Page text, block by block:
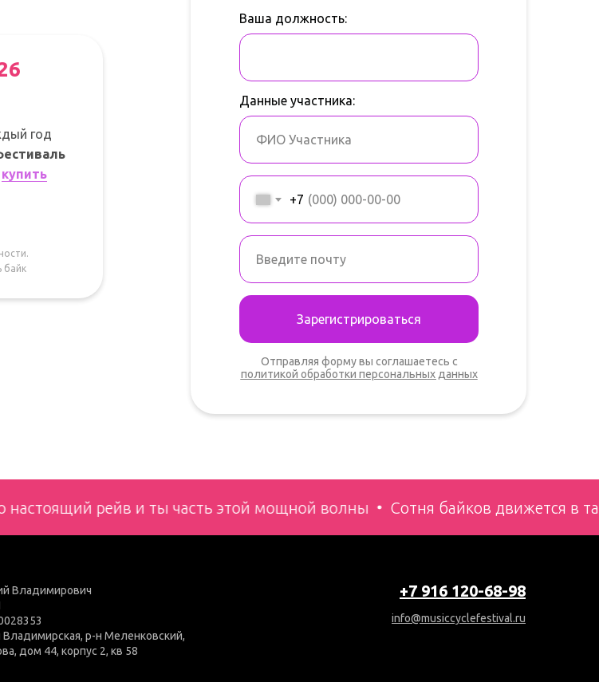
байк
год
купить
Ваша должность:
Данные участника:
+7
Зарегистрироваться
Отправляя форму вы соглашаетесь с
политикой обработки персональных данных
рейв и ты часть этой мощной волны Сотня байков движется в
info@musiccyclefestival.ru
Владимирович
р-н Меленковский,
дом 44, корпус 2, кв 58
+7 916 120-68-98